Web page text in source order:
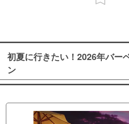
初夏に行きたい！2026年バー
ン